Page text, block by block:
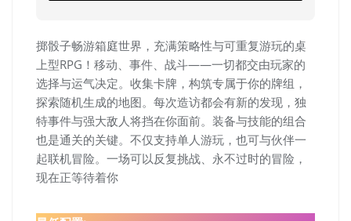
掷骰子畅游箱庭世界，充满策略性与可重复游玩的桌
上型RPG！移动、事件、战斗——一切都交由玩家的
选择与运气决定。收集卡牌，构筑专属于你的牌组，
探索随机生成的地图。每次造访都会有新的发现，独
特事件与强大敌人将挡在你面前。装备与技能的组合
也是通关的关键。不仅支持单人游玩，也可与伙伴一
起联机冒险。一场可以反复挑战、永不过时的冒险，
现在正等待着你